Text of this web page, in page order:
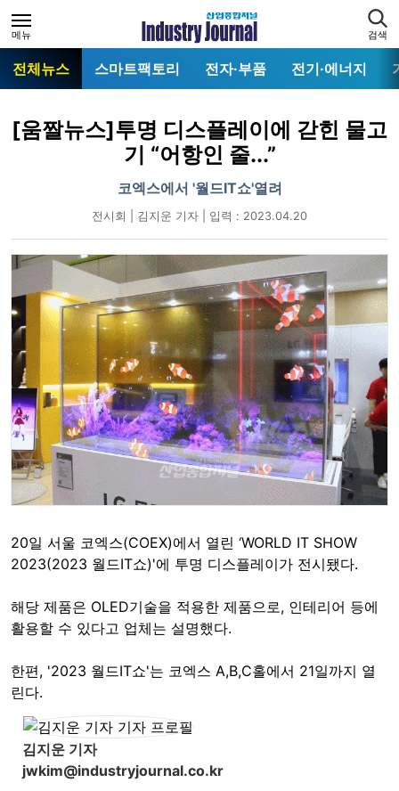
메뉴 검색
전체뉴스 스마트팩토리 전자·부품 전기·에너지
[움짤뉴스]투명 디스플레이에 갇힌 물고
기 “어항인 줄...”
코엑스에서 '월드IT쇼'열려
전시회 | 김지운 기자 | 입력 : 2023.04.20
20일 서울 코엑스(COEX)에서 열린 ‘WORLD IT SHOW
2023(2023 월드IT쇼)'에 투명 디스플레이가 전시됐다.
해당 제품은 OLED기술을 적용한 제품으로, 인테리어 등에
활용할 수 있다고 업체는 설명했다.
한편, '2023 월드IT쇼'는 코엑스 A,B,C홀에서 21일까지 열
린다.
김지운 기자
jwkim@industryjournal.co.kr